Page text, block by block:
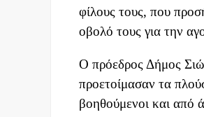
φίλους τους, που
οβολό τους για την
Ο πρόεδρος Δήμος
προετοίμασαν τα
βοηθούμενοι και από